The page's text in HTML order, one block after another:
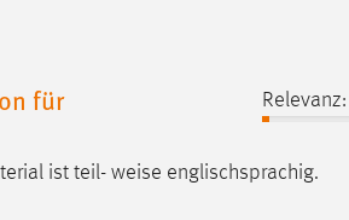
für
Relevanz:
ist teil- weise englischsprachig.